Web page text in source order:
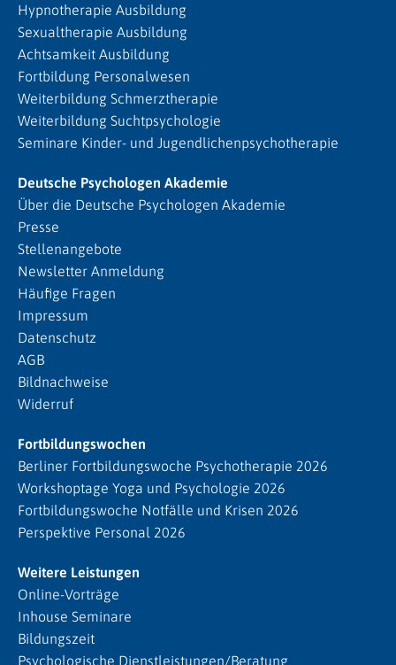
Hypnotherapie Ausbildung
Sexualtherapie Ausbildung
Achtsamkeit Ausbildung
Fortbildung Personalwesen
Weiterbildung Schmerztherapie
Weiterbildung Suchtpsychologie
Seminare Kinder- und Jugendlichenpsychotherapie
Deutsche Psychologen Akademie
Über die Deutsche Psychologen Akademie
Presse
Stellenangebote
Newsletter Anmeldung
Häufige Fragen
Impressum
Datenschutz
AGB
Bildnachweise
Widerruf
Fortbildungswochen
Berliner Fortbildungswoche Psychotherapie 2026
Workshoptage Yoga und Psychologie 2026
Fortbildungswoche Notfälle und Krisen 2026
Perspektive Personal 2026
Weitere Leistungen
Online-Vorträge
Inhouse Seminare
Bildungszeit
Psychologische Dienstleistungen/Beratung